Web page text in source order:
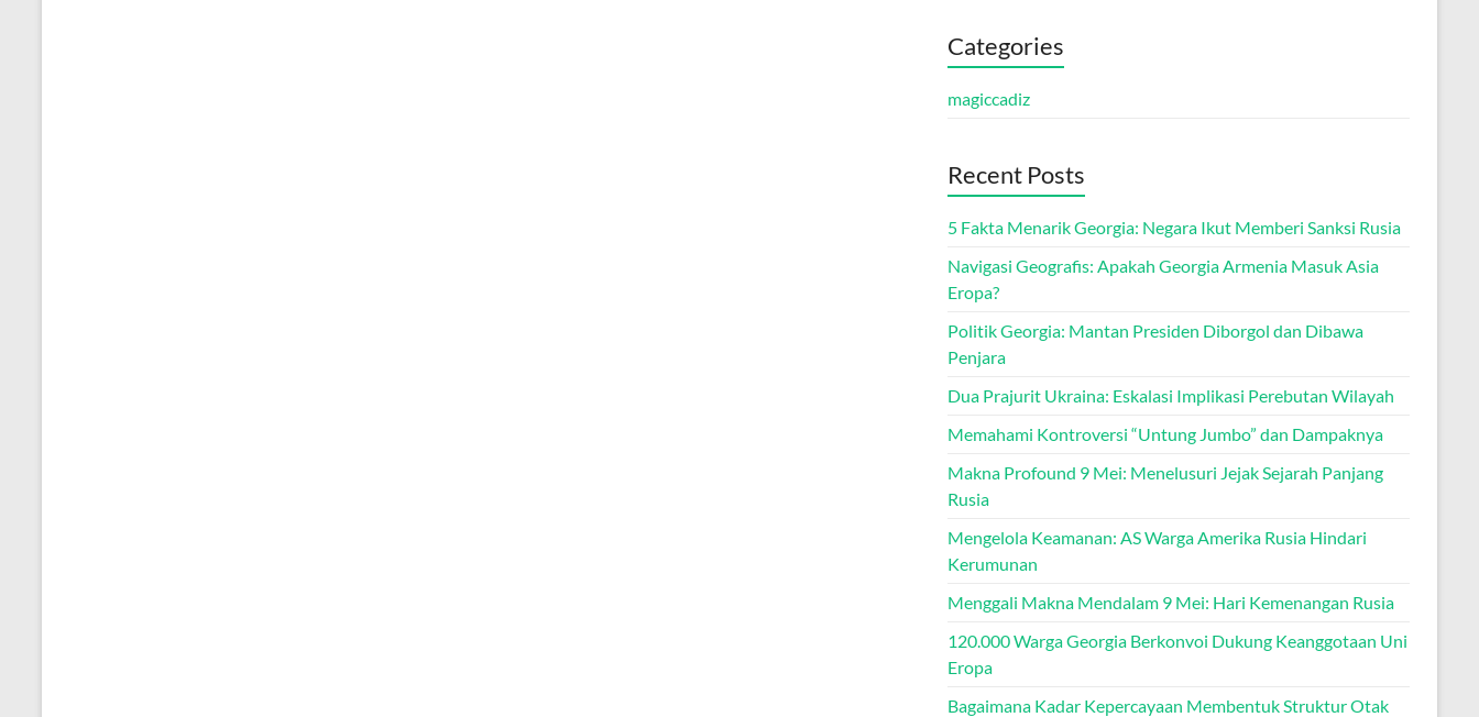
Categories
magiccadiz
Recent Posts
5 Fakta Menarik Georgia: Negara Ikut Memberi Sanksi Rusia
Navigasi Geografis: Apakah Georgia Armenia Masuk Asia
Eropa?
Politik Georgia: Mantan Presiden Diborgol dan Dibawa
Penjara
Dua Prajurit Ukraina: Eskalasi Implikasi Perebutan Wilayah
Memahami Kontroversi “Untung Jumbo” dan Dampaknya
Makna Profound 9 Mei: Menelusuri Jejak Sejarah Panjang
Rusia
Mengelola Keamanan: AS Warga Amerika Rusia Hindari
Kerumunan
Menggali Makna Mendalam 9 Mei: Hari Kemenangan Rusia
120.000 Warga Georgia Berkonvoi Dukung Keanggotaan Uni
Eropa
Bagaimana Kadar Kepercayaan Membentuk Struktur Otak